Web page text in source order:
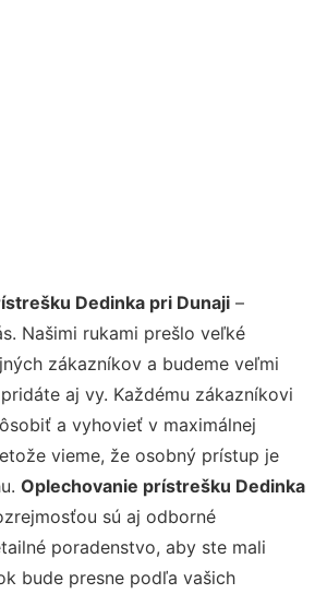
Dedinka pri Dunaji –
Našimi rukami prešlo veľké
zákazníkov a budeme veľmi
aj vy. Každému zákazníkovi
a vyhovieť v maximálnej
vieme, že osobný prístup je
Oplechovanie prístrešku Dedinka
sú aj odborné
poradenstvo, aby ste mali
bude presne podľa vašich